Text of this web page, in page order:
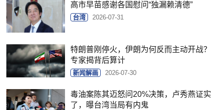
高市早苗感谢各国慰问“独漏赖清德”
台湾 2026-07-31
特朗普刚停火，伊朗为何反而主动开战？
专家揭背后算计
新闻解画 2026-07-30
毒油案陈其迈怒问20%决策，卢秀燕证实
了，曝台湾当局有内鬼